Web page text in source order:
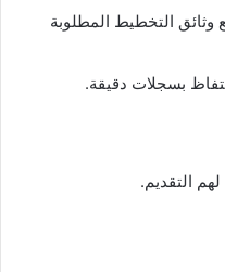
التخطيط المطلوبة
بسجلات دقيقة.
التقديم.